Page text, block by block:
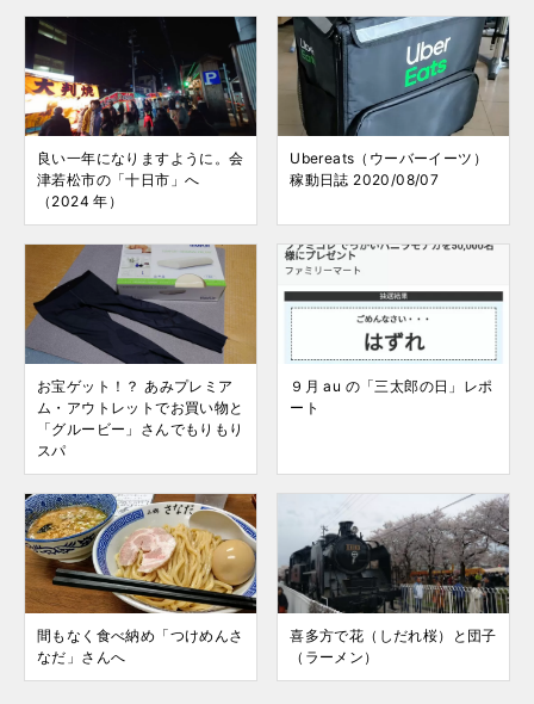
良い一年になりますように。会
津若松市の「十日市」へ
（2024 年）
Ubereats（ウーバーイーツ）
稼動日誌 2020/08/07
お宝ゲット！？ あみプレミア
ム・アウトレットでお買い物と
「グルービー」さんでもりもり
スパ
９月 au の「三太郎の日」レポ
ート
間もなく食べ納め「つけめんさ
なだ」さんへ
喜多方で花（しだれ桜）と団子
（ラーメン）